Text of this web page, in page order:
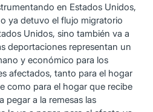
en Estados Unidos,
ya detuvo el flujo migratorio
Unidos, sino también va a
deportaciones representan un
y económico para los
afectados, tanto para el hogar
como para el hogar que recibe
pegar a la remesas las